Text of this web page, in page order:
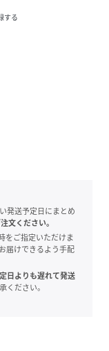
する
発送予定日にまとめ
文ください。
をご指定いただけま
届けできるよう手配
日よりも遅れて発送
ください。